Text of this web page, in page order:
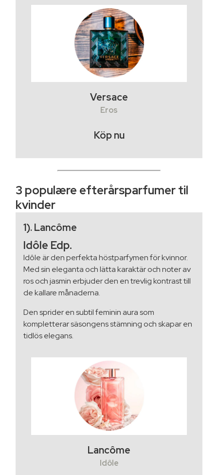
Versace
Eros
Köp nu
3 populære efterårsparfumer til
kvinder
1). Lancôme
Idôle Edp.
Idôle är den perfekta höstparfymen för kvinnor.
Med sin eleganta och lätta karaktär och noter av
ros och jasmin erbjuder den en trevlig kontrast till
de kallare månaderna.
Den sprider en subtil feminin aura som
kompletterar säsongens stämning och skapar en
tidlös elegans.
Lancôme
Idôle